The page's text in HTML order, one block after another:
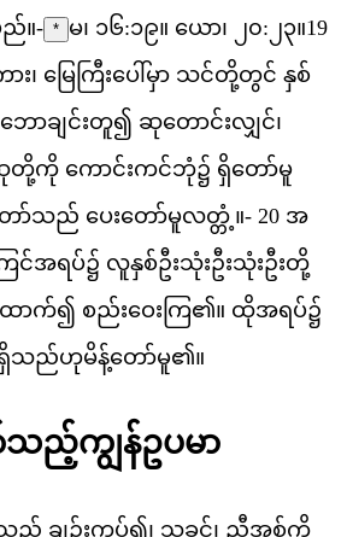
ည်။- * မ၊ ၁၆:၁၉။ ယော၊ ၂၀:၂၃။19
ား၊ မ ကပ မ သငတတင နစ
ဘခငတူ၍ ဆတငလင်၊
တက ကငကငဘုံ၌ ရတမ
သည ပတမလတ ံ့။- 20 အ
ငအရပ်၌ လနစဦသဦသဦတ
က်၍ စညဝ ကြ၏။ ထအရပ်၌
သညဟမနတမူ၏။
သညကနဥပမ
ည ခဉကပ်၍၊ သခင်၊ ညအစက